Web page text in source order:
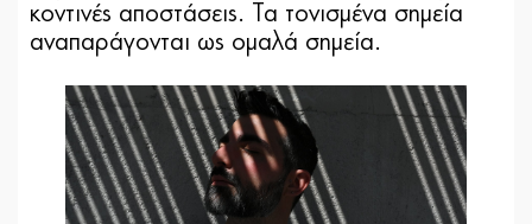
κοντινές αποστάσεις. Τα τονισμένα σημεία
αναπαράγονται ως ομαλά σημεία.